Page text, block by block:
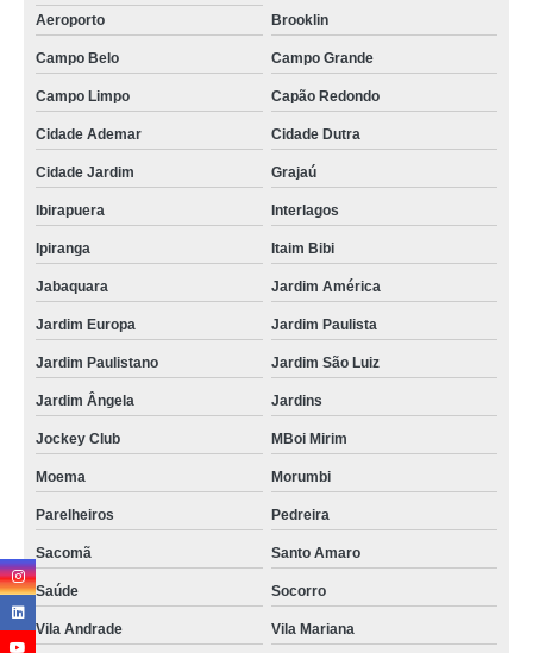
Aeroporto
Brooklin
Campo Belo Campo Grande
Campo Limpo Capão Redondo
Cidade Ademar Cidade Dutra
Cidade Jardim Grajaú
Ibirapuera Interlagos
Ipiranga Itaim Bibi
Jabaquara Jardim América
Jardim Europa Jardim Paulista
Jardim Paulistano Jardim São Luiz
Jardim Ângela Jardins
Jockey Club MBoi Mirim
Moema Morumbi
Parelheiros Pedreira
Sacomã Santo Amaro
Saúde Socorro
Vila Andrade Vila Mariana